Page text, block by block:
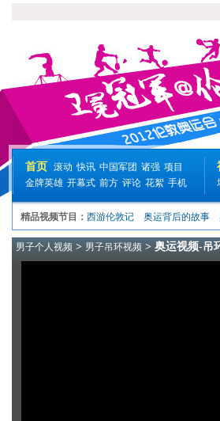
首页 滚动 快讯 中国军团 诸强 项目
金牌英雄 开幕式 前方 评论 花絮 手机
精品视频节目： 西游伦敦记 奥运背后的故事
男子个人视频 > 男子吊环视频 > 奥运视频-吊